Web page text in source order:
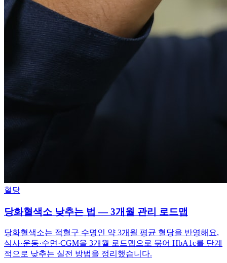
혈당
당화혈색소 낮추는 법 — 3개월 관리 로드맵
당화혈색소는 적혈구 수명인 약 3개월 평균 혈당을 반영해요.
식사·운동·수면·CGM을 3개월 로드맵으로 묶어 HbA1c를 단계
적으로 낮추는 실전 방법을 정리했습니다.